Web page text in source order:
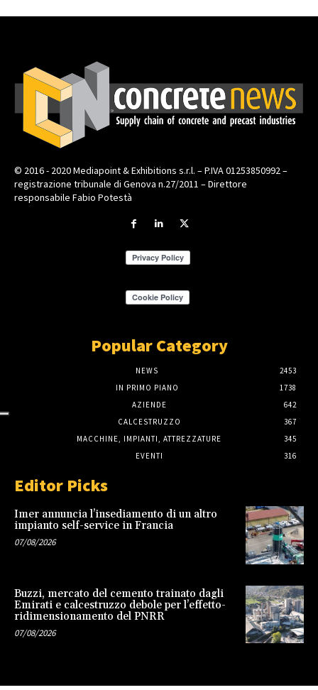
© 2016 - 2020 Mediapoint & Exhibitions s.r.l. – P.IVA 01253850992 –
registrazione tribunale di Genova n.27/2011 – Direttore
responsabile Fabio Potestà
Popular Category
NEWS
2453
IN PRIMO PIANO
1738
AZIENDE
642
CALCESTRUZZO
367
MACCHINE, IMPIANTI, ATTREZZATURE
345
EVENTI
316
Editor Picks
Imer annuncia l’insediamento di un altro
impianto self-service in Francia
07/08/2026
Buzzi, mercato del cemento trainato dagli
Emirati e calcestruzzo debole per l’effetto-
ridimensionamento del PNRR
07/08/2026